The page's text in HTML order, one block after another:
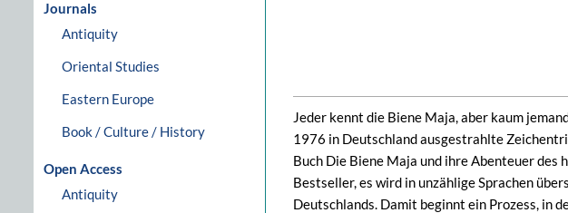
Journals
Antiquity
Oriental Studies
Eastern Europe
Book / Culture / History
Open Access
Antiquity
Jeder kennt die Biene Maja, aber kaum
1976 in Deutschland ausgestrahlte
Buch Die Biene Maja und ihre Abenteuer
Bestseller, es wird in unzählige Sprachen
Deutschlands. Damit beginnt ein Prozess, in